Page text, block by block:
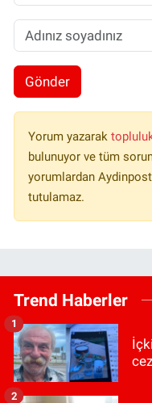
Gönder
Yorum yazarak
bulunuyor ve tüm
yorumlardan
tutulamaz.
Trend Haberler
1
2